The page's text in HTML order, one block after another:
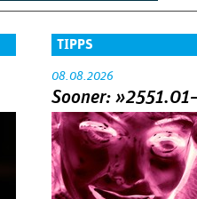
TIPPS
08.08.2026
Sooner: